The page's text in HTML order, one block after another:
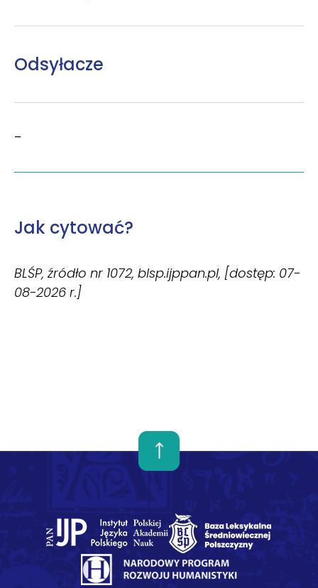
Odsyłacze
–
Jak cytować?
BLŚP, źródło nr 1072, blsp.ijppan.pl, [dostęp: 07-
08-2026 r.]